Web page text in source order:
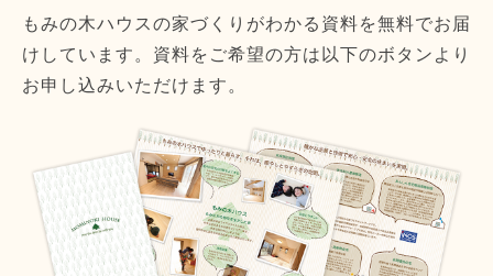
もみの木ハウスの家づくりがわかる資料を無料でお届
けしています。資料をご希望の方は以下のボタンより
お申し込みいただけます。